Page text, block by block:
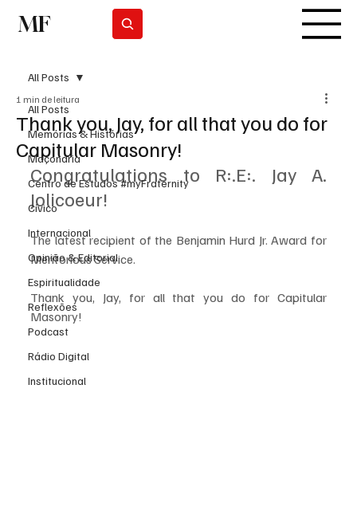
MF
All Posts
Memórias & Histórias
Maçonaria
Centro de Estudos #myFraternity
Cívico
Internacional
Opinião & Editorial
Espiritualidade
Reflexões
Podcast
Rádio Digital
Institucional
All Posts
Thank you, Jay, for all that you do for
Capitular Masonry!
1 min de leitura
Congratulations to R:.E:. Jay A.
Jolicoeur!
The latest recipient of the Benjamin Hurd Jr. Award for
Meritorious Service.
Thank you, Jay, for all that you do for Capitular
Masonry!